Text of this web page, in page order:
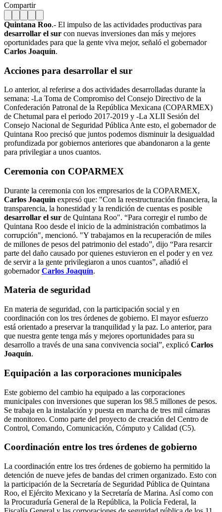
Compartir
Quintana Roo.- El impulso de las actividades productivas para
desarrollar el sur con nuevas inversiones dan más y mejores
oportunidades para que la gente viva mejor, señaló el gobernador
Carlos Joaquín.
Acciones para desarrollar el sur
Lo anterior, al referirse a dos actividades desarrolladas durante la
semana: -La Toma de Compromiso del Consejo Directivo de la
Confederación Patronal de la República Mexicana (COPARMEX)
de Chetumal para el periodo 2017-2019 y -La XLII Sesión del
Consejo Nacional de Seguridad Pública Ante esto, el gobernador de
Quintana Roo precisó que juntos podemos disminuir la desigualdad
profundizada por gobiernos anteriores que abandonaron a la gente
para privilegiar a unos cuantos.
Ceremonia con COPARMEX
Durante la ceremonia con los empresarios de la COPARMEX,
Carlos Joaquín expresó que: "Con la reestructuración financiera, la
transparencia, la honestidad y la rendición de cuentas es posible
desarrollar el sur de Quintana Roo". “Para corregir el rumbo de
Quintana Roo desde el inicio de la administración combatimos la
corrupción", mencionó. "Y trabajamos en la recuperación de miles
de millones de pesos del patrimonio del estado”, dijo “Para resarcir
parte del daño causado por quienes estuvieron en el poder y en vez
de servir a la gente privilegiaron a unos cuantos”, añadió el
gobernadorCarlos Joaquín.
Materia de seguridad
En materia de seguridad, con la participación social y en
coordinación con los tres órdenes de gobierno. El mayor esfuerzo
está orientado a preservar la tranquilidad y la paz. Lo anterior, para
que nuestra gente tenga más y mejores oportunidades para su
desarrollo a través de una sana convivencia social”, explicó Carlos
Joaquín.
Equipación a las corporaciones municipales
Este gobierno del cambio ha equipado a las corporaciones
municipales con inversiones que superan los 98.5 millones de pesos.
Se trabaja en la instalación y puesta en marcha de tres mil cámaras
de monitoreo. Como parte del proyecto de creación del Centro de
Control, Comando, Comunicación, Cómputo y Calidad (C5).
Coordinación entre los tres órdenes de gobierno
La coordinación entre los tres órdenes de gobierno ha permitido la
detención de nueve jefes de bandas del crimen organizado. Esto con
la participación de la Secretaría de Seguridad Pública de Quintana
Roo, el Ejército Mexicano y la Secretaría de Marina. Así como con
la Procuraduría General de la República, la Policía Federal, la